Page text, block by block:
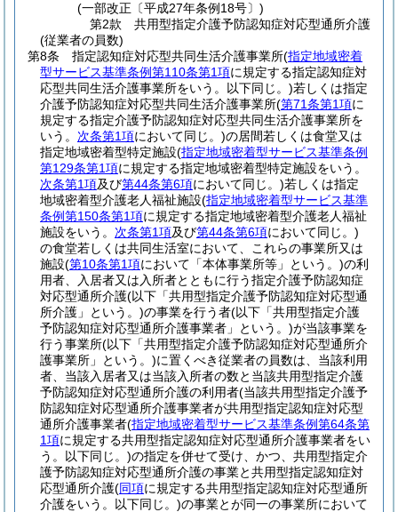
(一部改正〔平成27年条例18号〕)
第2款
共用型指定介護予防認知症対応型通所介護
(従業者の員数)
第8条
指定認知症対応型共同生活介護事業所(指定地域密着
型サービス基準条例第110条第1項に規定する指定認知症対
応型共同生活介護事業所をいう。以下同じ。)若しくは指定
介護予防認知症対応型共同生活介護事業所(第71条第1項に
規定する指定介護予防認知症対応型共同生活介護事業所を
いう。 次条第1項において同じ。)の居間若しくは食堂又は
指定地域密着型特定施設(指定地域密着型サービス基準条例
第129条第1項に規定する指定地域密着型特定施設をいう。
次条第1項及び第44条第6項において同じ。)若しくは指定
地域密着型介護老人福祉施設(指定地域密着型サービス基準
条例第150条第1項に規定する指定地域密着型介護老人福祉
施設をいう。 次条第1項及び第44条第6項において同じ。)
の食堂若しくは共同生活室において、これらの事業所又は
施設(第10条第1項において「本体事業所等」という。)の利
用者、入居者又は入所者とともに行う指定介護予防認知症
対応型通所介護(以下「共用型指定介護予防認知症対応型通
所介護」という。)の事業を行う者(以下「共用型指定介護
予防認知症対応型通所介護事業者」という。)が当該事業を
行う事業所(以下「共用型指定介護予防認知症対応型通所介
護事業所」という。)に置くべき従業者の員数は、当該利用
者、当該入居者又は当該入所者の数と当該共用型指定介護
予防認知症対応型通所介護の利用者(当該共用型指定介護予
防認知症対応型通所介護事業者が共用型指定認知症対応型
通所介護事業者(指定地域密着型サービス基準条例第64条第
1項に規定する共用型指定認知症対応型通所介護事業者をい
う。以下同じ。)の指定を併せて受け、かつ、共用型指定介
護予防認知症対応型通所介護の事業と共用型指定認知症対
応型通所介護(同項に規定する共用型指定認知症対応型通所
介護をいう。以下同じ。)の事業とが同一の事業所において